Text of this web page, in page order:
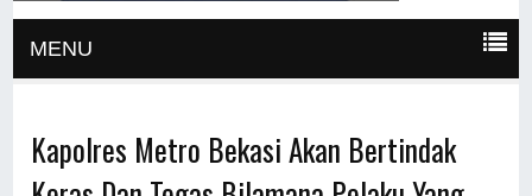
MENU
Kapolres Metro Bekasi Akan Bertindak